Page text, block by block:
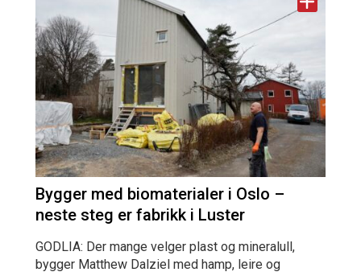
Bygger med biomaterialer i Oslo –
neste steg er fabrikk i Luster
GODLIA: Der mange velger plast og mineralull,
bygger Matthew Dalziel med hamp, leire og